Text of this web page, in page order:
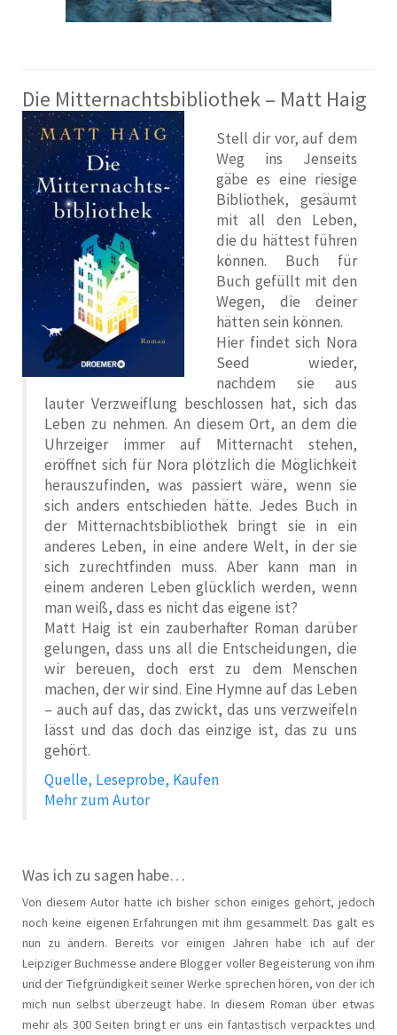
Die Mitternachtsbibliothek – Matt Haig
Stell dir vor, auf dem
Weg ins Jenseits
gäbe es eine riesige
Bibliothek, gesäumt
mit all den Leben,
die du hättest führen
können. Buch für
Buch gefüllt mit den
Wegen, die deiner
hätten sein können.
Hier findet sich Nora
Seed wieder,
nachdem sie aus
lauter Verzweiflung beschlossen hat, sich das
Leben zu nehmen. An diesem Ort, an dem die
Uhrzeiger immer auf Mitternacht stehen,
eröffnet sich für Nora plötzlich die Möglichkeit
herauszufinden, was passiert wäre, wenn sie
sich anders entschieden hätte. Jedes Buch in
der Mitternachtsbibliothek bringt sie in ein
anderes Leben, in eine andere Welt, in der sie
sich zurechtfinden muss. Aber kann man in
einem anderen Leben glücklich werden, wenn
man weiß, dass es nicht das eigene ist?
Matt Haig ist ein zauberhafter Roman darüber
gelungen, dass uns all die Entscheidungen, die
wir bereuen, doch erst zu dem Menschen
machen, der wir sind. Eine Hymne auf das Leben
– auch auf das, das zwickt, das uns verzweifeln
lässt und das doch das einzige ist, das zu uns
gehört.
Quelle, Leseprobe, Kaufen
Mehr zum Autor
Was ich zu sagen habe…
Von diesem Autor hatte ich bisher schon einiges gehört, jedoch
noch keine eigenen Erfahrungen mit ihm gesammelt. Das galt es
nun zu ändern. Bereits vor einigen Jahren habe ich auf der
Leipziger Buchmesse andere Blogger voller Begeisterung von ihm
und der Tiefgründigkeit seiner Werke sprechen hören, von der ich
mich nun selbst überzeugt habe. In diesem Roman über etwas
mehr als 300 Seiten bringt er uns ein fantastisch verpacktes und